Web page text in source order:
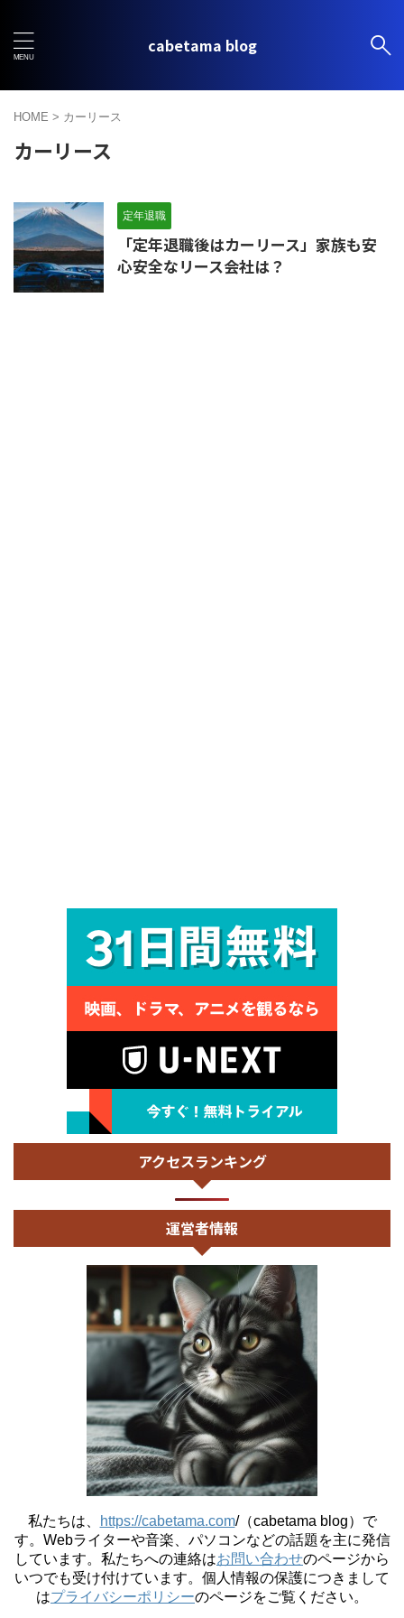
cabetama blog
HOME > カーリース
カーリース
定年退職
「定年退職後はカーリース」家族も安
心安全なリース会社は？
アクセスランキング
運営者情報
私たちは、 https://cabetama.com/（cabetama blog）で
す。 Webライターや音楽、パソコンなどの話題を主に発信
しています。私たちへの連絡はお問い合わせのページから
いつでも受け付けています。個人情報の保護につきまして
はプライバシーポリシーのページをご覧ください。